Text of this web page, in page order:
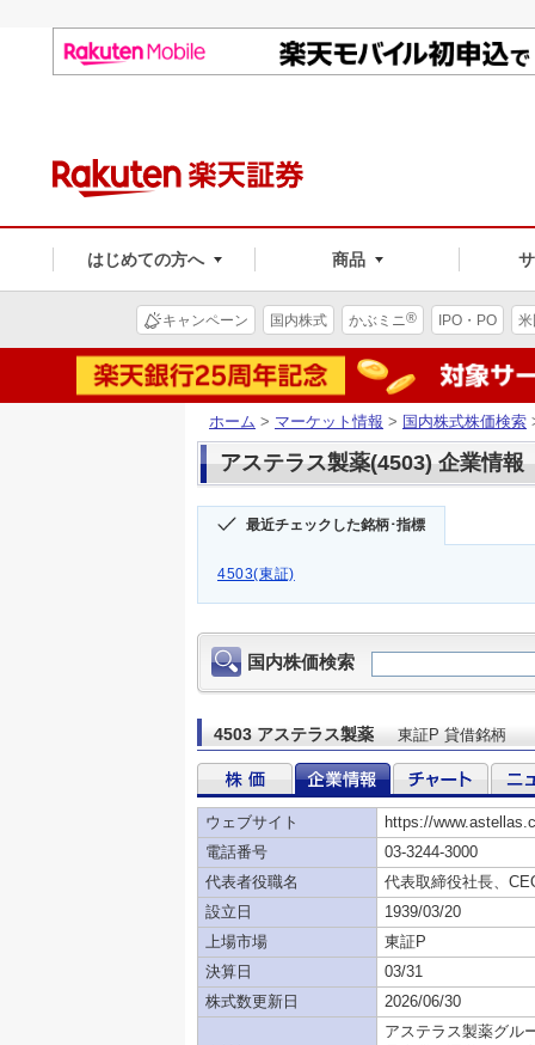
はじめての方へ 商品
キャンペーン 国内株式 かぶミニ® IPO・PO
ホーム > マーケット情報 > 国内株式株価検索
アステラス製薬(4503) 企業情報
最近チェックした銘柄･指標
4503(東証)